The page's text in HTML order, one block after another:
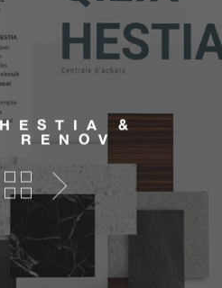
&
RENOV